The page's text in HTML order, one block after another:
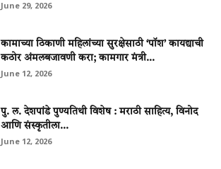
June 29, 2026
कामाच्या ठिकाणी महिलांच्या सुरक्षेसाठी ‘पॉश’ कायद्याची
कठोर अंमलबजावणी करा; कामगार मंत्री...
June 12, 2026
पु. ल. देशपांडे पुण्यतिथी विशेष : मराठी साहित्य, विनोद
आणि संस्कृतीला...
June 12, 2026